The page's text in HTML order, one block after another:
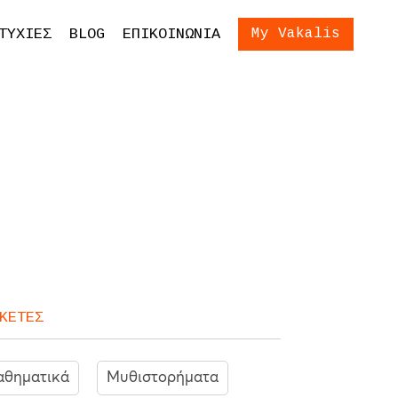
Μυθιστορήματα
Γονέων και
BLOG ΕΠΙΚΟΙΝΩΝΙΑ My Vakalis